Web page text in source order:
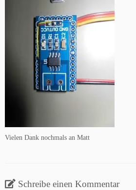
Vielen Dank nochmals an Matt
Schreibe einen Kommentar